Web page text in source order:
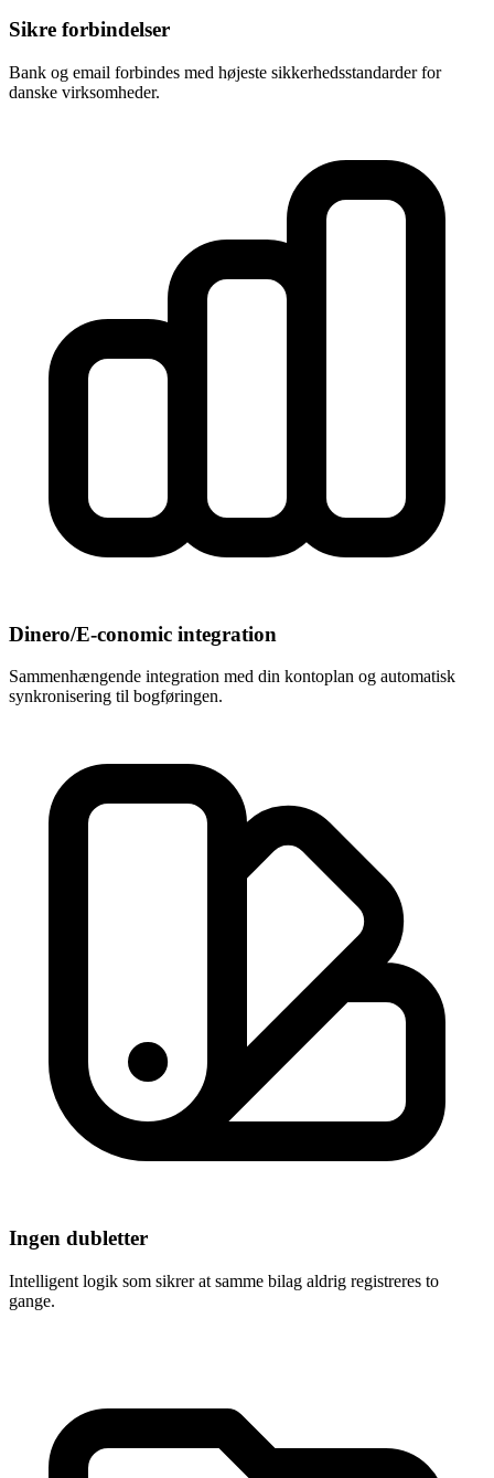
Sikre forbindelser
Bank og email forbindes med højeste sikkerhedsstandarder for
danske virksomheder.
Dinero/E-conomic integration
Sammenhængende integration med din kontoplan og automatisk
synkronisering til bogføringen.
Ingen dubletter
Intelligent logik som sikrer at samme bilag aldrig registreres to
gange.